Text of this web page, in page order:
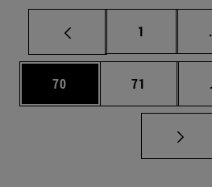
Página
1
Página
70 Página
71